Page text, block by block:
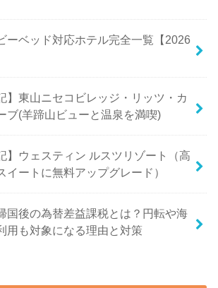
ーベッド対応ホテル完全一覧【2026
】東山ニセコビレッジ・リッツ・カ
ブ(羊蹄山ビューと温泉を満喫)
】ウェスティン ルスツリゾート（高
イートに無料アップグレード）
国後の為替差益課税とは？円転や海
用も対象になる理由と対策